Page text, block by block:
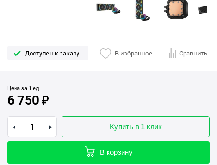
Доступен к заказу В избранное Сравнить
Цена за 1 ед.
6 750
Купить в 1 клик
В корзину